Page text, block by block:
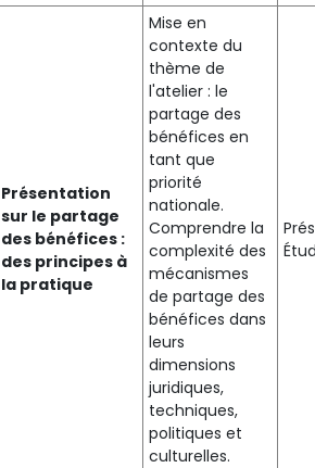
Présentation
sur le partage
des bénéfices :
des principes à
la pratique
Mise en
contexte du
thème de
l'atelier : le
partage des
bénéfices en
tant que
priorité
nationale.
Comprendre la
complexité des
mécanismes
de partage des
bénéfices dans
leurs
dimensions
juridiques,
techniques,
politiques et
culturelles.